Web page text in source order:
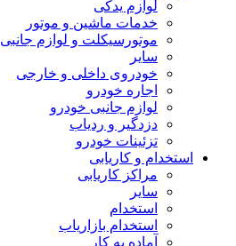
لوازم یدکی
خدمات ماشین و موتور
موتورسیکلت و لوازم جانبی
سایر
خودروی داخلی و خارجی
اجاره خودرو
لوازم جانبی خودرو
دزدگیر و ردیاب
تزئینات خودرو
استخدام و کاریابی
مراکز کاریابی
سایر
استخدام
استخدام بازاریاب
آماده به کار